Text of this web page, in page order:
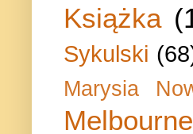
Książka
Sykulski
Marysia
Melbourne